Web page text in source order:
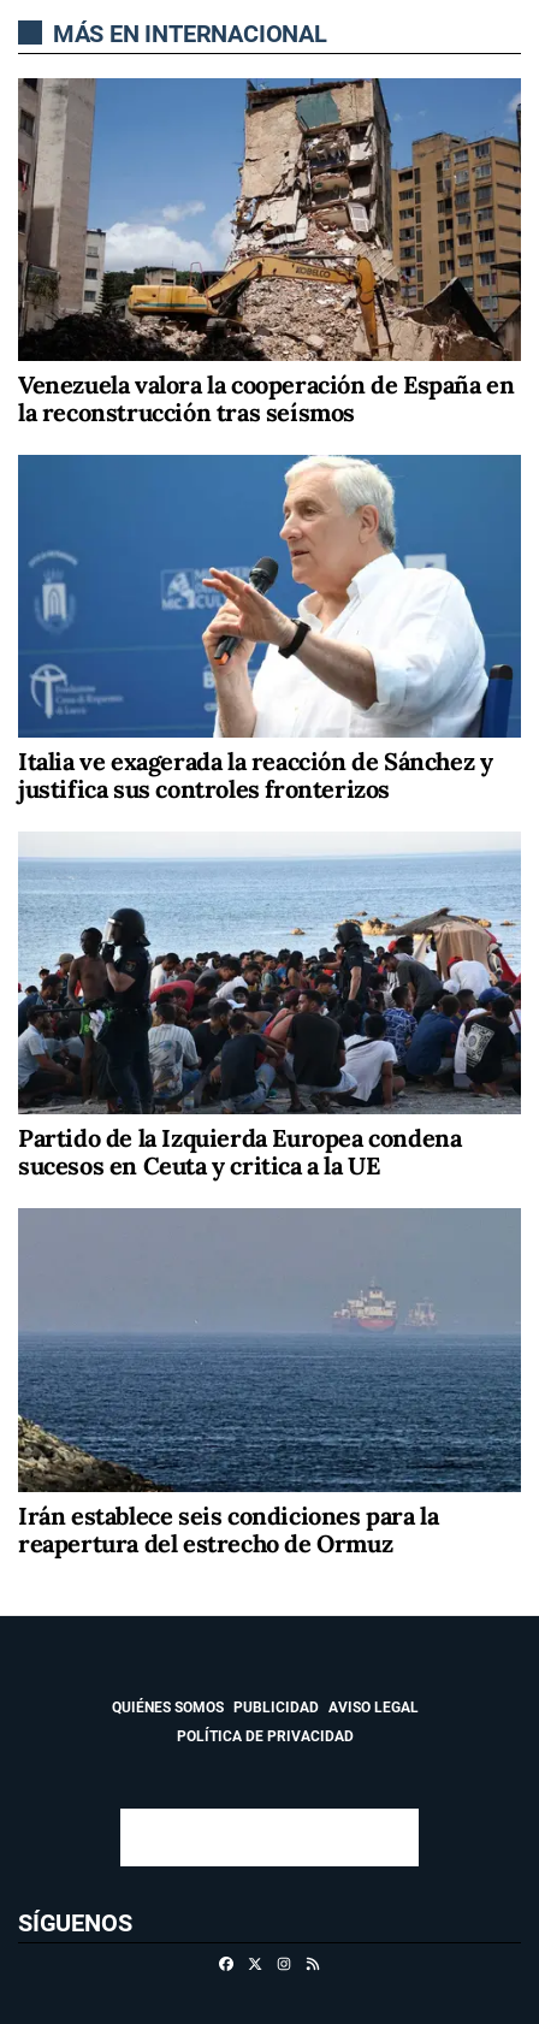
MÁS EN INTERNACIONAL
Venezuela valora la cooperación de España en
la reconstrucción tras seísmos
Italia ve exagerada la reacción de Sánchez y
justifica sus controles fronterizos
Partido de la Izquierda Europea condena
sucesos en Ceuta y critica a la UE
Irán establece seis condiciones para la
reapertura del estrecho de Ormuz
QUIÉNES SOMOS PUBLICIDAD
AVISO LEGAL
POLÍTICA DE PRIVACIDAD
SÍGUENOS
FacebookInstagram